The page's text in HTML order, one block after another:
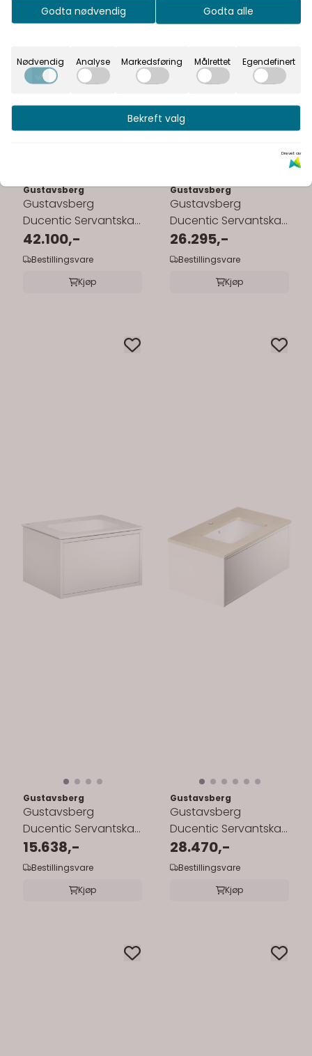
Gustavsberg
Gustavsberg
Ducentic Servantskap
60 cm med
Benramme, Beige
42.100,-
Bestillingsvare
Kjøp
Gustavsberg
Gustavsberg
Ducentic Servantskap
60 cm med Polar
Grey Benkeplate og ...
26.295,-
Bestillingsvare
Kjøp
Gustavsberg
Gustavsberg
Ducentic Servantskap
60 cm med
Porselensservant
15.638,-
Bestillingsvare
Kjøp
Gustavsberg
Gustavsberg
Ducentic Servantskap
80 cm med Beige
Royal Benkeplate og
28.470,-
Bestillingsvare
Kjøp
Godta nødvendig Godta alle
Nødvendig Analyse Markedsføring Målrettet Egendefinert
Bekreft valg
Drevet av